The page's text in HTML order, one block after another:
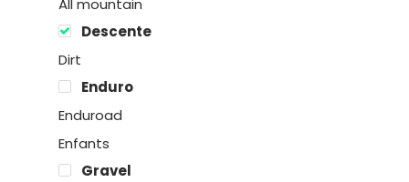
All mountain
Descente
Dirt
Enduro
Enduroad
Enfants
Gravel